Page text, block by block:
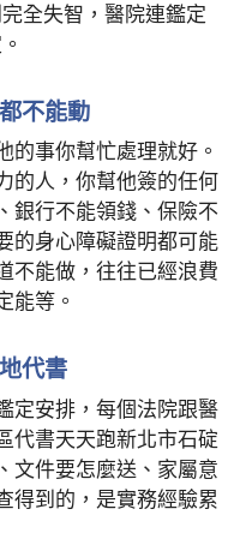
全失智，醫院連鑑定
不能動
的事你幫忙處理就好。
的人，你幫他簽的任何
銀行不能領錢、保險不
的身心障礙證明都可能
不能做，往往已經浪費
能等。
代書
定安排，每個法院跟醫
代書天天跑新北市石碇
文件要怎麼送、家屬意
得到的，是實務經驗累